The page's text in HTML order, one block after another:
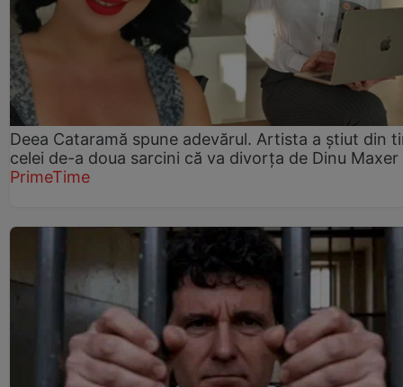
Deea Cataramă spune adevărul. Artista a știut din
celei de-a doua sarcini că va divorța de Dinu Maxer
PrimeTime